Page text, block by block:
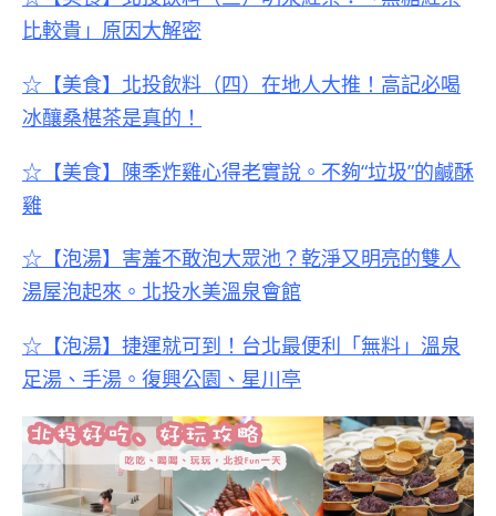
比較貴」原因大解密
☆【美食】 北投飲料（四） 在地人大推！高記必喝
冰釀桑椹茶是真的！
☆【美食】陳季炸雞心得老實說。不夠“垃圾”的鹹酥
雞
☆【泡湯】害羞不敢泡大眾池？乾淨又明亮的雙人
湯屋泡起來。北投水美溫泉會館
☆【泡湯】捷運就可到！台北最便利「無料」溫泉
足湯、手湯。復興公園、星川亭